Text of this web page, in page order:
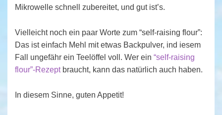
Mikrowelle schnell zubereitet, und gut ist’s.
Vielleicht noch ein paar Worte zum “self-raising flour”:
Das ist einfach Mehl mit etwas Backpulver, ind iesem
Fall ungefähr ein Teelöffel voll. Wer ein “self-raising
flour”-Rezeptbraucht, kann das natürlich auch haben.
In diesem Sinne, guten Appetit!